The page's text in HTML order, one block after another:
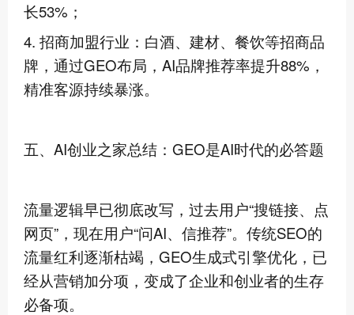
长53%；
4. 招商加盟行业：白酒、建材、餐饮等招商品
牌，通过GEO布局，AI品牌推荐率提升88%，
精准客源持续暴涨。
五、AI创业之家总结：GEO是AI时代的必答题
流量逻辑早已彻底改写，过去用户“搜链接、点
网页”，现在用户“问AI、信推荐”。传统SEO的
流量红利逐渐枯竭，GEO生成式引擎优化，已
经从营销加分项，变成了企业和创业者的生存
必备项。